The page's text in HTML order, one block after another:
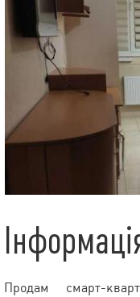
Продам смарт-